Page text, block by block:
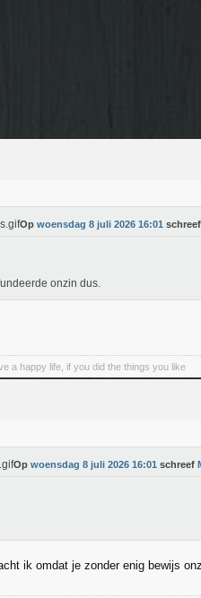
Op woensdag 8 juli 2026 16:01 schreef
onzin dus.
a happy life, if you did the things you like
Op woensdag 8 juli 2026 16:01 schreef
ik omdat je zonder enig bewijs